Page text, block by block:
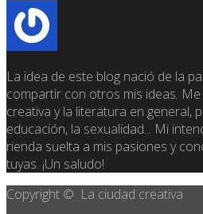
La idea de este blog nació de la
compartir con otros mis ideas.
creativa y la literatura en general,
educación, la sexualidad... Mi
rienda suelta a mis pasiones y
tuyas. ¡Un saludo!
Copyright © La ciudad creativa